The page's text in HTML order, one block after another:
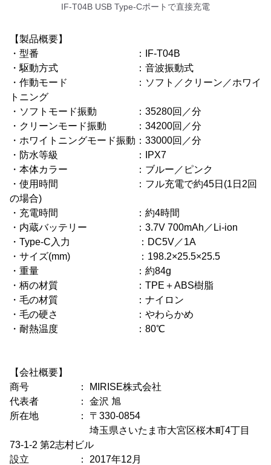
IF-T04B USB Type-Cポートで直接充電
【製品概要】
・型番 ：IF-T04B
・駆動方式 ：音波振動式
・作動モード ：ソフト／クリーン／ホワイ
トニング
・ソフトモード振動 ：35280回／分
・クリーンモード振動 ：34200回／分
・ホワイトニングモード振動：33000回／分
・防水等級 ：IPX7
・本体カラー ：ブルー／ピンク
・使用時間 ：フル充電で約45日(1日2回
の場合)
・充電時間 ：約4時間
・内蔵バッテリー ：3.7V 700mAh／Li-ion
・Type-C入力 ：DC5V／1A
・サイズ(mm) ：198.2×25.5×25.5
・重量 ：約84g
・柄の材質 ：TPE＋ABS樹脂
・毛の材質 ：ナイロン
・毛の硬さ ：やわらかめ
・耐熱温度 ：80℃
【会社概要】
商号 ： MIRISE株式会社
代表者 ： 金沢 旭
所在地 ： 〒330-0854
埼玉県さいたま市大宮区桜木町4丁目
73-1-2 第2志村ビル
設立 ： 2017年12月